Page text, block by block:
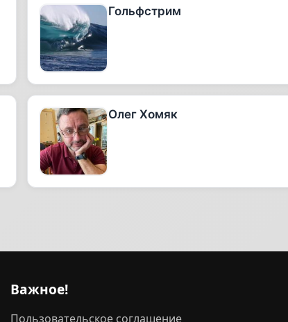
Гольфстрим
Олег Хомяк
Важное!
Пользовательское соглашение